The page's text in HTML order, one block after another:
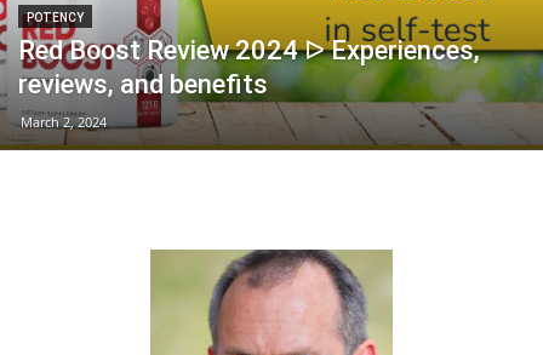
POTENCY
Red Boost Review 2024 ᐅ Experiences,
reviews, and benefits
March 2, 2024